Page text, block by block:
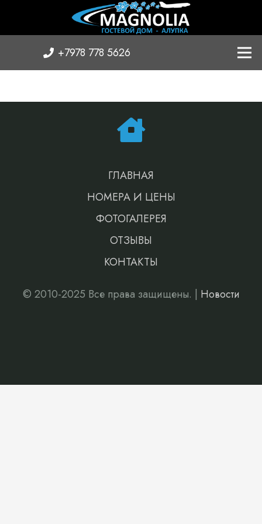
+7978 778 5626
ГЛАВНАЯ
НОМЕРА И ЦЕНЫ
ФОТОГАЛЕРЕЯ
ОТЗЫВЫ
КОНТАКТЫ
© 2010-2025 Все права защищены. | Новости